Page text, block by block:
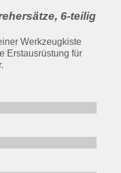
6-teilig
Werkzeugkiste
Erstausrüstung für